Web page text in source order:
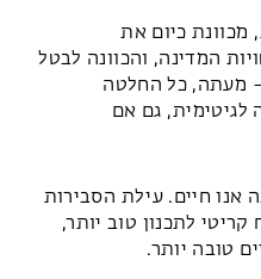
כיום את
המדינה, והכוונה לבטל
– מעתה, כל החלטה
לגיטימית, גם אם
אנו חיים. עילת הסבירות
לתכנון טוב יותר,
טובה יותר.